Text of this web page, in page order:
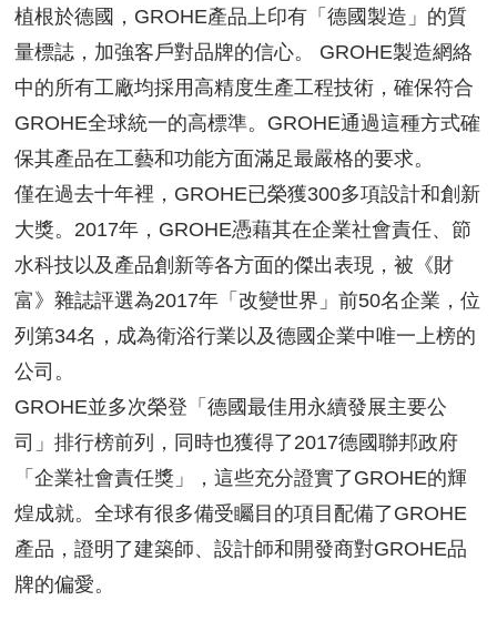
植根於德國，GROHE產品上印有「德國製造」的質
量標誌，加強客戶對品牌的信心。 GROHE製造網絡
中的所有工廠均採用高精度生產工程技術，確保符合
GROHE全球統一的高標準。GROHE通過這種方式確
保其產品在工藝和功能方面滿足最嚴格的要求。
僅在過去十年裡，GROHE已榮獲300多項設計和創新
大獎。2017年，GROHE憑藉其在企業社會責任、節
水科技以及產品創新等各方面的傑出表現，被《財
富》雜誌評選為2017年「改變世界」前50名企業，位
列第34名，成為衛浴行業以及德國企業中唯一上榜的
公司。
GROHE並多次榮登「德國最佳用永續發展主要公
司」排行榜前列，同時也獲得了2017德國聯邦政府
「企業社會責任獎」，這些充分證實了GROHE的輝
煌成就。全球有很多備受矚目的項目配備了GROHE
產品，證明了建築師、設計師和開發商對GROHE品
牌的偏愛。